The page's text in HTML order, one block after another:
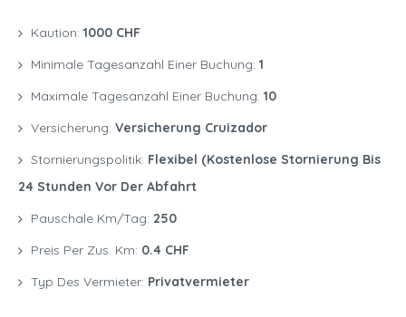
Kaution: 1000 CHF
Minimale Tagesanzahl Einer Buchung: 1
Maximale Tagesanzahl Einer Buchung: 10
Versicherung: Versicherung Cruizador
Stornierungspolitik: Flexibel (kostenlose Stornierung Bis
24 Stunden Vor Der Abfahrt
Pauschale Km/Tag: 250
Preis Per Zus. Km: 0.4 CHF
Typ Des Vermieter: Privatvermieter